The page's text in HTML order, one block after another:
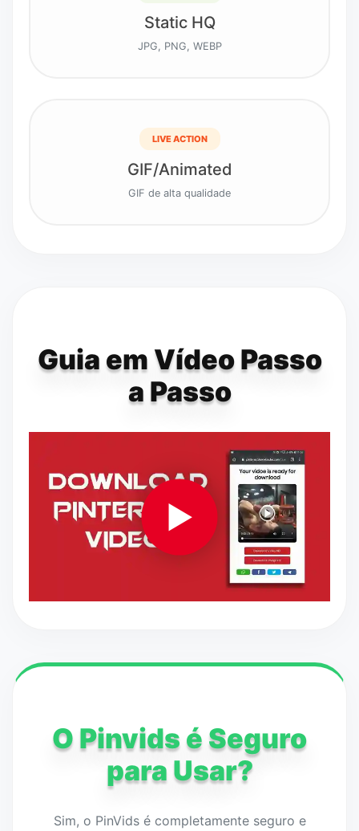
Static HQ
JPG, PNG, WEBP
LIVE ACTION
GIF/Animated
GIF de alta qualidade
Guia em Vídeo Passo
a Passo
▶
O Pinvids é Seguro
para Usar?
Sim, o PinVids é completamente seguro e